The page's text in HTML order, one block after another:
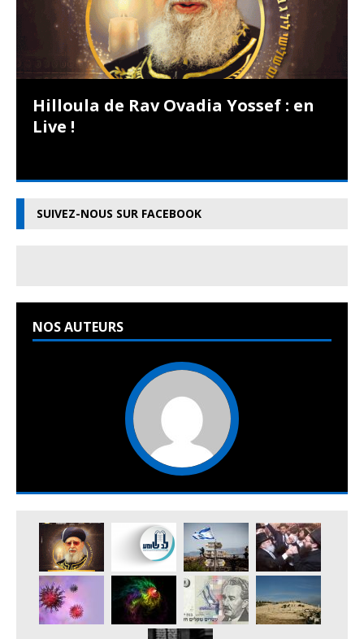
Hilloula de Rav Ovadia Yossef : en
Live !
SUIVEZ-NOUS SUR FACEBOOK
NOS AUTEURS